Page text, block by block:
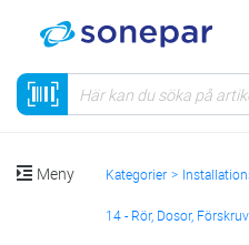
Meny Kategorier
14 - Rör, Dosor,